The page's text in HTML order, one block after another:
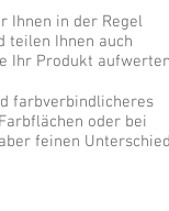
Ihnen in der Regel
teilen Ihnen auch
Ihr Produkt
farbverbindlicheres
oder bei
feinen